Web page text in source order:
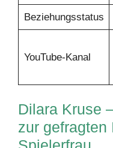
Beziehungsstatus
YouTube-Kanal
Dilara Kruse
zur gefragten